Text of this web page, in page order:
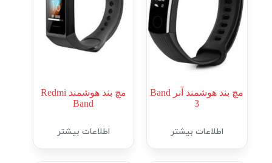
مچ بند هوشمند آنر Band
3
اطلاعات بیشتر
مچ بند هوشمند Redmi
Band
اطلاعات بیشتر